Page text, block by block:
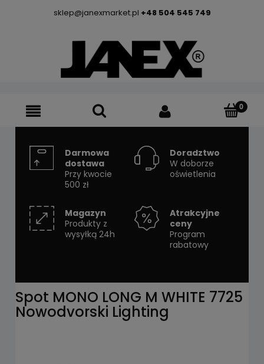
sklep@janexmarket.pl +48 504 545 749
Darmowa
dostawa
Przy kwocie
500 zł
Doradztwo
W doborze
oświetlenia
Magazyn
Produkty z
wysyłką 24h
Atrakcyjne
ceny
Program
rabatowy
Spot MONO LONG M WHITE 7725
Nowodvorski Lighting